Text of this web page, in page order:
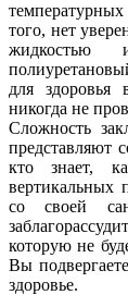
того, нет
жидкостью
для здоровья
никогда не
Сложность
представляют
кто знает,
вертикальных
со своей
которую не
Вы
здоровье.